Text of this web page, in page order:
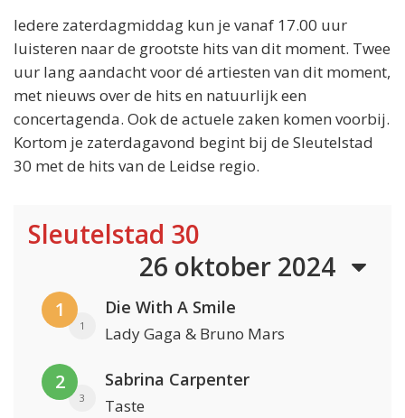
Iedere zaterdagmiddag kun je vanaf 17.00 uur
luisteren naar de grootste hits van dit moment. Twee
uur lang aandacht voor dé artiesten van dit moment,
met nieuws over de hits en natuurlijk een
concertagenda. Ook de actuele zaken komen voorbij.
Kortom je zaterdagavond begint bij de Sleutelstad
30 met de hits van de Leidse regio.
Sleutelstad 30
26 oktober 2024
1
1
Die With A Smile
Lady Gaga & Bruno Mars
2
3
Sabrina Carpenter
Taste